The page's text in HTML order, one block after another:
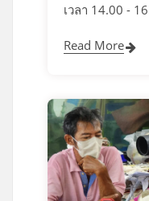
เวลา 14.00 -
Read More